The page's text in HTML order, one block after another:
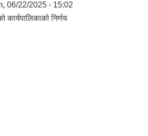
06/22/2025 - 15:02
निर्णय